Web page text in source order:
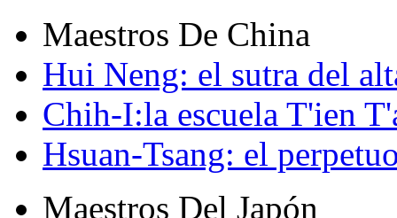
Maestros De China
Hui Neng: el sutra del
Chih-I:la escuela T'ien
Hsuan-Tsang: el
Maestros Del Japón